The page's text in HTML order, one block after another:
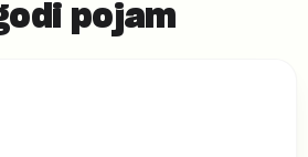
pojam